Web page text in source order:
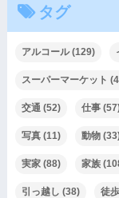
タグ
アルコール(129)
スーパーマーケット
交通(52) 仕事
写真(11) 動物
実家(88) 家族
引っ越し (38) 徒歩